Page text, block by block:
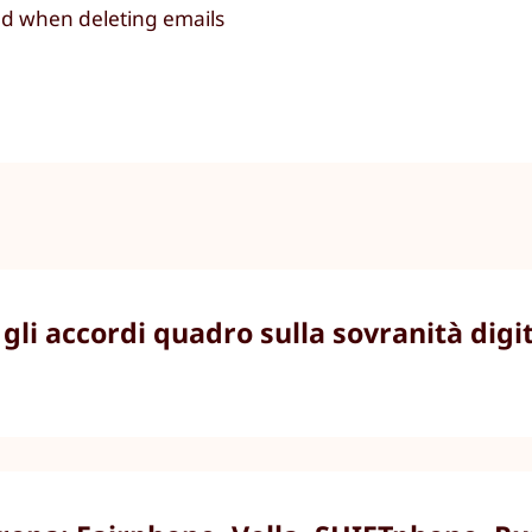
when deleting emails
accordi quadro sulla sovranità